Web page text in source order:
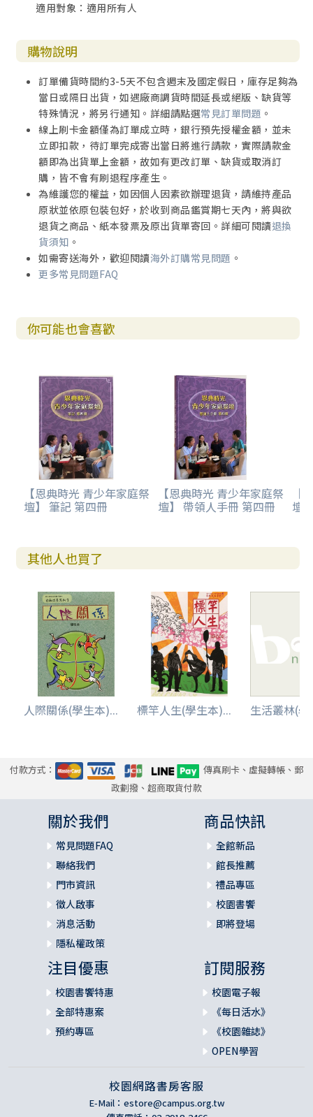
適用對象：適用所有人
購物說明
訂單備貨時間約3-5天不包含週末及國定假日，庫存足夠為
當日或隔日出貨，如遇廠商調貨時間延長或絕版、缺貨等
特殊情況，將另行通知。詳細請點選常見訂單問題 。
線上刷卡金額僅為訂單成立時，銀行預先授權金額，並未
立即扣款，待訂單完成寄出當日將進行請款，實際請款金
額即為出貨單上金額，故如有更改訂單、缺貨或取消訂
購，皆不會有刷退程序產生。
為維護您的權益，如因個人因素欲辦理退貨，請維持產品
原狀並依原包裝包好，於收到商品鑑賞期七天內，將與欲
退貨之商品、紙本發票及原出貨單寄回。詳細可閱讀退換
貨須知 。
如需寄送海外，歡迎閱讀海外訂購常見問題 。
更多常見問題FAQ
你可能也會喜歡
【恩典時光 青少年家庭祭
壇】 筆記 第四冊
【恩典時光 青少年家庭祭
壇】 帶領人手冊 第四冊
【
壇
其他人也買了
人際關係(學生本)... 標竿人生(學生本)... 生活叢林(
付款方式：
傳真刷卡、虛擬轉帳、郵
政劃撥、超商取貨付款
關於我們
常見問題FAQ
聯絡我們
門市資訊
徵人啟事
消息活動
隱私權政策
商品快訊
全館新品
館長推薦
禮品專區
校園書饗
即將登場
注目優惠
校園書饗特惠
全部特惠案
預約專區
訂閱服務
校園電子報
《每日活水》
《校園雜誌》
OPEN學習
校園網路書房客服
E-Mail： estore@campus.org.tw